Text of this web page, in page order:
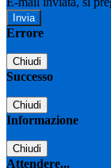
Errore
Chiudi
Successo
Chiudi
Informazione
Chiudi
Attendere...